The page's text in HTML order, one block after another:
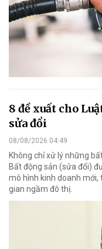
8 đề xuất cho
sửa đổi
08/08/2026 04:49
Không chỉ xử lý những
Bất động sản (sửa đổi)
mô hình kinh doanh mới,
gian ngầm đô thị.